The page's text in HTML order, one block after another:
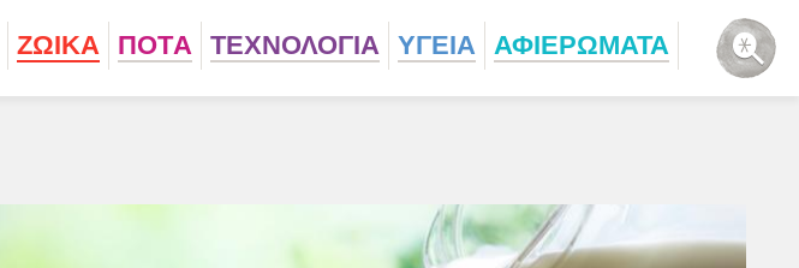
ΖΩΙΚA ΠΟΤA ΤΕΧΝΟΛΟΓΙΑ ΥΓΕΙΑ ΑΦΙΕΡΩΜΑΤΑ